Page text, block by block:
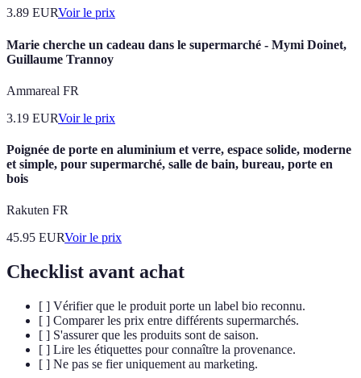
3.89 EURVoir le prix
Marie cherche un cadeau dans le supermarché - Mymi Doinet,
Guillaume Trannoy
Ammareal FR
3.19 EURVoir le prix
Poignée de porte en aluminium et verre, espace solide, moderne
et simple, pour supermarché, salle de bain, bureau, porte en
bois
Rakuten FR
45.95 EURVoir le prix
Checklist avant achat
[ ] Vérifier que le produit porte un label bio reconnu.
[ ] Comparer les prix entre différents supermarchés.
[ ] S'assurer que les produits sont de saison.
[ ] Lire les étiquettes pour connaître la provenance.
[ ] Ne pas se fier uniquement au marketing.